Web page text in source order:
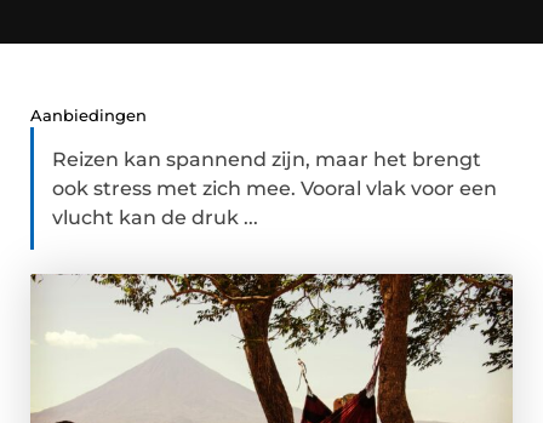
Aanbiedingen
Reizen kan spannend zijn, maar het brengt
ook stress met zich mee. Vooral vlak voor een
vlucht kan de druk ...